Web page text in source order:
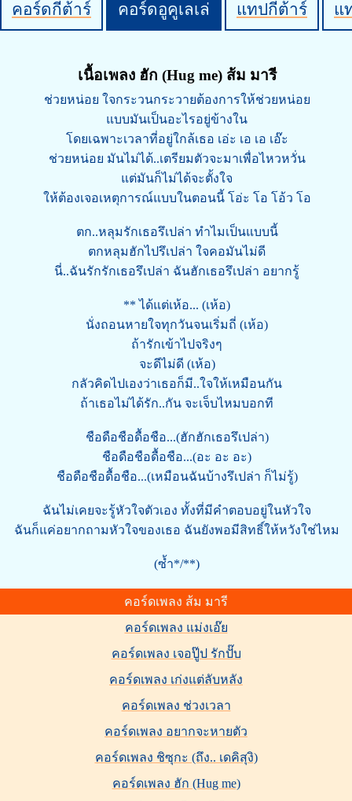
คอร์ดกีต้าร์ คอร์ดอูคูเลเล่ แทปกีต้าร์ แ
เนื้อเพลง ฮัก (Hug me) ส้ม มารี
ช่วยหน่อย ใจกระวนกระวายต้องการให้ช่วยหน่อย
แบบมันเป็นอะไรอยู่ข้างใน
โดยเฉพาะเวลาที่อยู่ใกล้เธอ เอ่ะ เอ เอ เอ๊ะ
ช่วยหน่อย มันไม่ได้..เตรียมตัวจะมาเพื่อไหวหวั่น
แต่มันก็ไม่ได้จะตั้งใจ
ให้ต้องเจอเหตุการณ์แบบในตอนนี้ โอ่ะ โอ โอ้ว โอ
ตก..หลุมรักเธอรึเปล่า ทำไมเป็นแบบนี้
ตกหลุมฮักไปรึเปล่า ใจคอมันไม่ดี
นี่..ฉันรักรักเธอรึเปล่า ฉันฮักเธอรึเปล่า อยากรู้
** ได้แต่เห้อ... (เห้อ)
นั่งถอนหายใจทุกวันจนเริ่มถี่ (เห้อ)
ถ้ารักเข้าไปจริงๆ
จะดีไม่ดี (เห้อ)
กลัวคิดไปเองว่าเธอก็มี..ใจให้เหมือนกัน
ถ้าเธอไม่ได้รัก..กัน จะเจ็บไหมบอกที
ชือดือชือดื้อชือ...(ฮักฮักเธอรึเปล่า)
ชือดือชือดื้อชือ...(อะ อะ อะ)
ชือดือชือดื้อชือ...(เหมือนฉันบ้างรึเปล่า ก็ไม่รู้)
ฉันไม่เคยจะรู้หัวใจตัวเอง ทั้งที่มีคำตอบอยู่ในหัวใจ
ฉันก็แค่อยากถามหัวใจของเธอ ฉันยังพอมีสิทธิ์ให้หวังใช่ไหม
(ซ้ำ*/**)
คอร์ดเพลง ส้ม มารี
คอร์ดเพลง แม่งเอ๊ย
คอร์ดเพลง เจอปู๊ป รักปั๊บ
คอร์ดเพลง เก่งแต่ลับหลัง
คอร์ดเพลง ช่วงเวลา
คอร์ดเพลง อยากจะหายตัว
คอร์ดเพลง ชิซุกะ (ถึง.. เดคิสุงิ)
คอร์ดเพลง ฮัก (Hug me)